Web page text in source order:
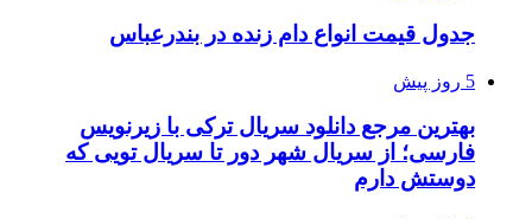
جدول قیمت انواع دام زنده در بندرعباس
5 روز پیش
بهترین مرجع دانلود سریال ترکی با زیرنویس
فارسی؛ از سریال شهر دور تا سریال تویی که
دوستش دارم